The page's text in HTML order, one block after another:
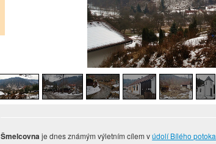
Šmelcovnaje dnes známým výletním cílem vúdolí Bílého potoka